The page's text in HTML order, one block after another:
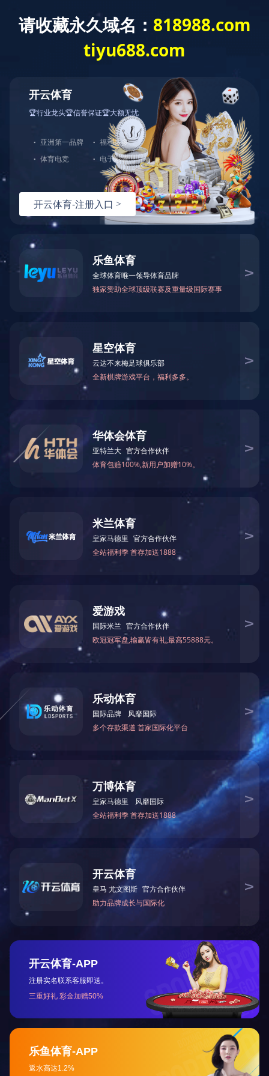
QBY塑料气动隔膜泵
￠15mm(1/2")、￠25mm(1")、￠40mm( 1 1/2")、
￠50mm(2")、￠65mm( 2 1/2")、￠80mm(3")、
￠100mm(4")、￠125mm(5")。
2.气动隔膜泵泵体材质选择：分为铝合金、铸铁、不
3.气动隔膜泵膜片材质选择：分别采用聚醚弹性体橡
胶、丁晴橡胶、氯丁橡胶、三元乙丙橡胶、氟橡胶、
聚氨酯、聚四氟乙烯、进口膜片。以满足不同用户的
需要。该泵自投产以来，已被石油、化工、电子、陶
瓷、纺织、油漆、制药机械系统单位采用，安置在各
QBY气动隔膜泵结构图：
免责声明：本站部分资讯、图片来源于网络及网友投稿，如有侵权请及时联系